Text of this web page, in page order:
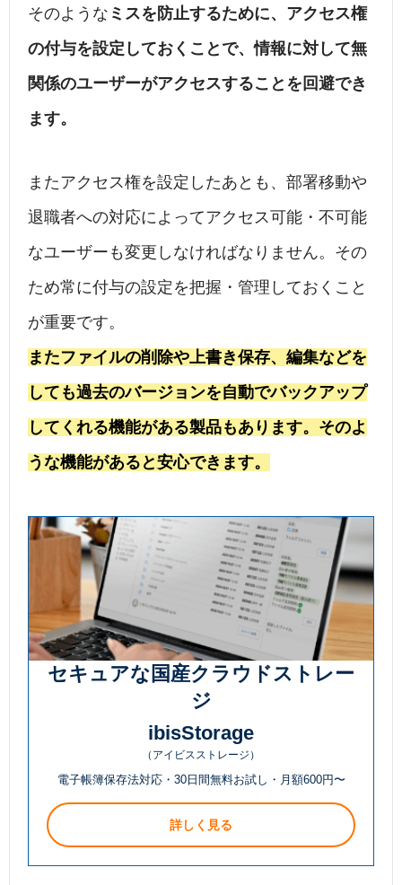
そのような ミスを防止するために、アクセス権
の付与を設定しておくことで、情報に対して無
関係のユーザーがアクセスすることを回避でき
ます。
またアクセス権を設定したあとも、部署移動や
退職者への対応によってアクセス可能・不可能
なユーザーも変更しなければなりません。その
ため常に付与の設定を把握・管理しておくこと
が重要です。
またファイルの削除や上書き保存、編集などを
しても過去のバージョンを自動でバックアップ
してくれる機能がある製品もあります。そのよ
うな機能があると安心できます。
セキュアな国産クラウドストレー
ジ
ibisStorage
（アイビスストレージ）
電子帳簿保存法対応・30日間無料お試し・月額600円〜
詳しく見る